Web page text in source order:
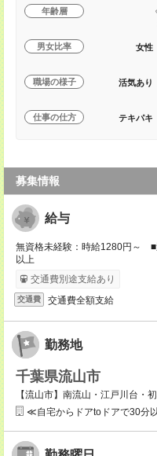
年齢層
男女比率 女性
職場の様子 活気あり
仕事の仕方 テキパキ
募集情報
給与
無資格未経験：時給1280円～
以上
交通費別途支給あり
交通費 交通費全額支給
勤務地
千葉県流山市
【流山市】南流山・江戸川台・
≪自宅からドアtoドアで30分